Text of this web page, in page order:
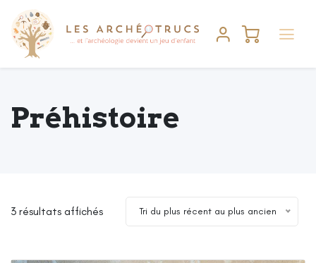
Préhistoire
3 résultats affichésTrié
Tri du plus récent au plus ancien